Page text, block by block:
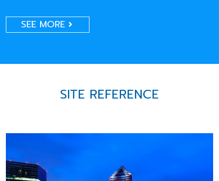
SEE MORE
SITE REFERENCE